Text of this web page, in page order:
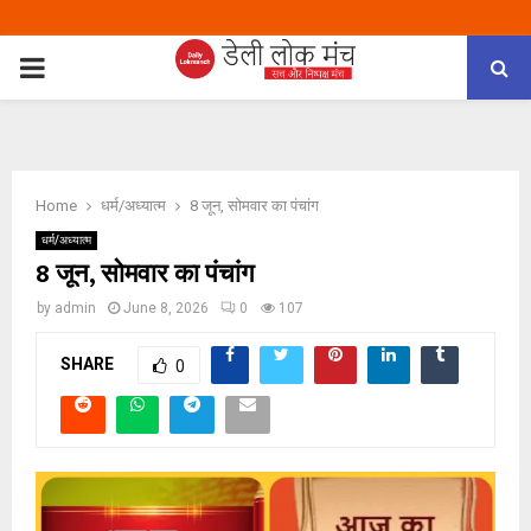
PRIMARY
Home धर्म/अध्यात्म 8 जून, सोमवार का पंचांग
धर्म/अध्यात्म
8 जून, सोमवार का पंचांग
by admin June 8, 2026 0 107
SHARE 0